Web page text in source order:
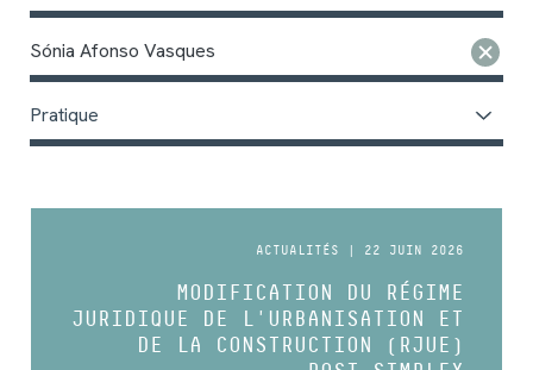
Sónia Afonso Vasques
Pratique
ACTUALITÉS | 22 JUIN 2026
MODIFICATION DU RÉGIME
JURIDIQUE DE L'URBANISATION ET
DE LA CONSTRUCTION (RJUE)